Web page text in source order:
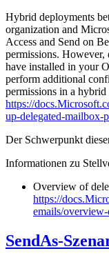
Hybrid deployments
organization and
Access and Send on
permissions.
have installed in your
perform additional
permissions in a hybrid
https://
up-delegated-mailbox-
Der Schwerpunkt
Informationen zu
Overview of
https://
emails/
SendAs-